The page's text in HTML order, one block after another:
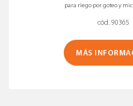
para riego por goteo y
cód. 90365
MÁS